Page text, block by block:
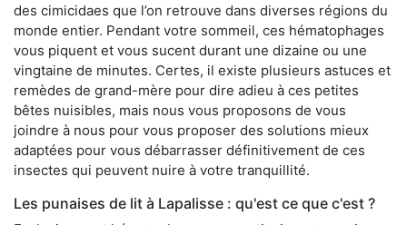
des cimicidaes que l’on retrouve dans diverses régions du
monde entier. Pendant votre sommeil, ces hématophages
vous piquent et vous sucent durant une dizaine ou une
vingtaine de minutes. Certes, il existe plusieurs astuces et
remèdes de grand-mère pour dire adieu à ces petites
bêtes nuisibles, mais nous vous proposons de vous
joindre à nous pour vous proposer des solutions mieux
adaptées pour vous débarrasser définitivement de ces
insectes qui peuvent nuire à votre tranquillité.
Les punaises de lit à Lapalisse : qu'est ce que c'est ?